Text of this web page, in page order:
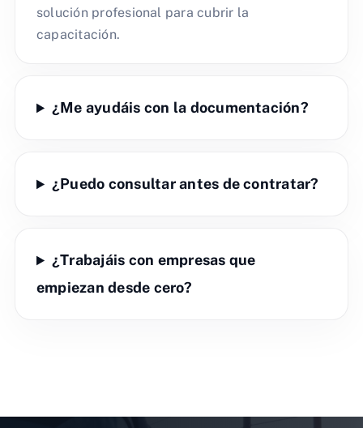
solución profesional para cubrir la
capacitación.
¿Me ayudáis con la documentación?
¿Puedo consultar antes de contratar?
¿Trabajáis con empresas que
empiezan desde cero?